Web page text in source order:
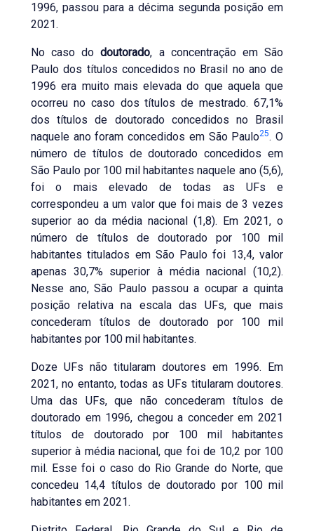
1996, passou para a décima segunda posição em
2021.
No caso dodoutorado, a concentração em São
Paulo dos títulos concedidos no Brasil no ano de
1996 era muito mais elevada do que aquela que
ocorreu no caso dos títulos de mestrado. 67,1%
dos títulos de doutorado concedidos no Brasil
naquele ano foram concedidos em São Paulo25. O
número de títulos de doutorado concedidos em
São Paulo por 100 mil habitantes naquele ano (5,6),
foi o mais elevado de todas as UFs e
correspondeu a um valor que foi mais de 3 vezes
superior ao da média nacional (1,8). Em 2021, o
número de títulos de doutorado por 100 mil
habitantes titulados em São Paulo foi 13,4, valor
apenas 30,7% superior à média nacional (10,2).
Nesse ano, São Paulo passou a ocupar a quinta
posição relativa na escala das UFs, que mais
concederam títulos de doutorado por 100 mil
habitantes por 100 mil habitantes.
Doze UFs não titularam doutores em 1996. Em
2021, no entanto, todas as UFs titularam doutores.
Uma das UFs, que não concederam títulos de
doutorado em 1996, chegou a conceder em 2021
títulos de doutorado por 100 mil habitantes
superior à média nacional, que foi de 10,2 por 100
mil. Esse foi o caso do Rio Grande do Norte, que
concedeu 14,4 títulos de doutorado por 100 mil
habitantes em 2021.